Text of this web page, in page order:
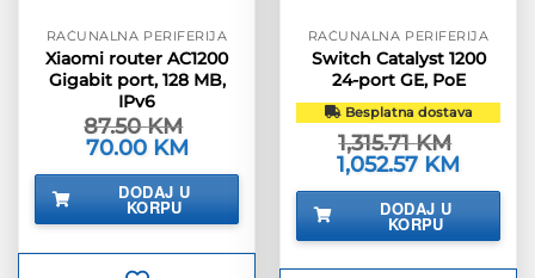
RAČUNALNA PERIFERIJA
Xiaomi router AC1200
Gigabit port, 128 MB,
IPv6
87.50KM
Izvorna
cijena
bila
87.50 KM.
70.00 KM
je:
70.00 KM.
DODAJ U
KORPU
RAČUNALNA PERIFERIJA
Switch Catalyst 1200
24-port GE, PoE
Besplatna dostava
1,315.71KM
Izvorna
cijena
bila
1,315.71 KM.
1,052.57 KM
je:
DODAJ U
KORPU